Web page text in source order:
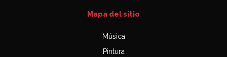
Mapa del sitio
Música
Pintura